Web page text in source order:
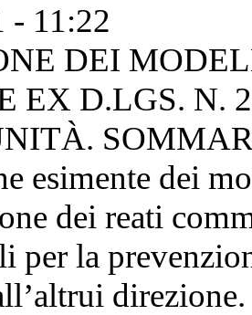
- 11:22
DEI
EX D.LGS. N.
esimente dei
dei reati
per la